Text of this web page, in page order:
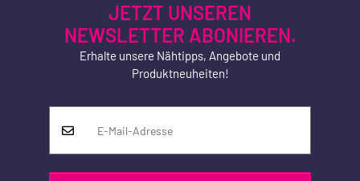
JETZT UNSEREN
NEWSLETTER ABONIEREN.
Erhalte unsere Nähtipps, Angebote und
Produktneuheiten!